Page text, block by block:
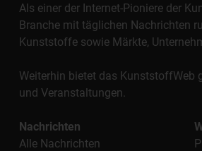
Als einer der Internet-Pioniere der
Branche mit täglichen Nachrichten
Kunststoffe sowie Märkte,
Weiterhin bietet das KunststoffWeb
und Veranstaltungen.
Nachrichten
Alle Nachrichten